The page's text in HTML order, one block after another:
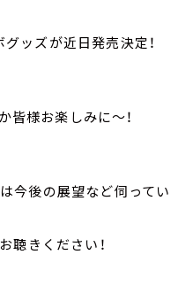
ッズが近日発売決定！
皆様お楽しみに～！
今後の展望など伺ってい
聴きください！